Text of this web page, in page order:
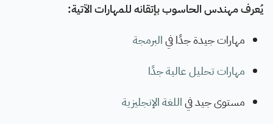
يُعرف مهندس الحاسوب بإتقانه للمهارات الآتية:
مهارات جيدة جدًا فيالبرمجة
مهارات تحليل عالية جدًا
مستوى جيد فياللغة الإنجليزية